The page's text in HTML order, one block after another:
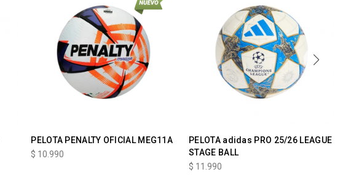
PELOTA PENALTY OFICIAL MEG11A
$ 10.990
PELOTA adidas PRO 25/26 LEAGUE
STAGE BALL
$ 11.990